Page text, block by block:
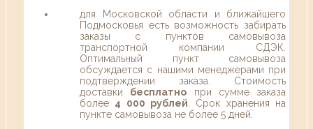
для Московской области и ближайшего
Подмосковья есть возможность забирать
заказы с пунктов самовывоза
транспортной компании СДЭК.
Оптимальный пункт самовывоза
обсуждается с нашими менеджерами при
подтверждении заказа. Стоимость
доставки бесплатно при сумме заказа
более 4 000 рублей . Срок хранения на
пункте самовывоза не более 5 дней.